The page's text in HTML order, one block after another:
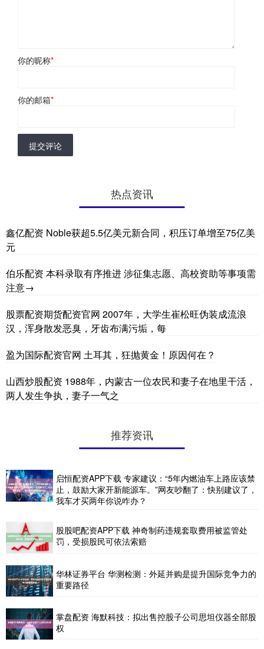
你的昵称*
你的邮箱*
提交评论
热点资讯
鑫亿配资 Noble获超5.5亿美元新合同，积压订单增至75亿美
元
伯乐配资 本科录取有序推进 涉征集志愿、高校资助等事项需
注意→
股票配资期货配资官网 2007年，大学生崔松旺伪装成流浪
汉，浑身散发恶臭，牙齿布满污垢，每
盈为国际配资官网 土耳其，狂抛黄金！原因何在？
山西炒股配资 1988年，内蒙古一位农民和妻子在地里干活，
两人发生争执，妻子一气之
推荐资讯
启恒配资APP下载 专家建议：“5年内燃油车上路应该禁
止，鼓励大家开新能源车。”网友吵翻了：快别建议了，
我车才买两年你说咋办？
股股吧配资APP下载 神奇制药违规套取费用被监管处
罚，受损股民可依法索赔
华林证券平台 华测检测：外延并购是提升国际竞争力的
重要路径
掌盘配资 海默科技：拟出售控股子公司思坦仪器全部股
权